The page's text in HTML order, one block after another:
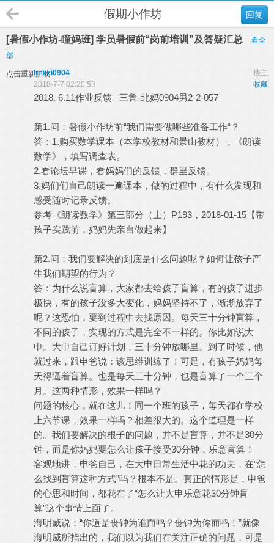
回复
假期小作坊
[暑假小作坊-瞳妈班] 学员暑假前“岗前培训”及答疑汇总
看全
部
点击重新加载 楼主
lu-bei0904
收藏
2018-7-7 02:20:53
2018. 6.11作业反馈 三鲁-北妈0904男2-2-057
第1.问：暑假小作坊前“我们需要做哪些准备工作“？
答：1.购买数学课本（本学校教材和景山教材），《朗读
数学》，填写调查表。
2.看论坛早课，看妈妈们的反馈，群里反馈。
3.妈们们自己朗读一遍课本，做的过程中，有什么发现和
感受随时记录反馈。
参考《朗读数学》第三部分（上）P193，2018-01-15【带
孩子实践前，妈妈先亲自做起来】
第2.问：我们要解决的到底是什么问题呢？如何让孩子产
生我们期望的行为？
答：为什么说盲算，大家都去给孩子盲算，有的孩子进步
极快，有的孩子没多大变化，妈妈坚持不了，渐渐放弃了
呢？这恐怕，要到过程中去找原因。每天三十分钟盲算，
不同的孩子，实现的方式是完全不一样的。你比如说大
申。大申自己订好计划，三十分钟放哪里。到了时候，他
就过来，跟申爸说：该思维训练了！可是，有孩子妈妈每
天得逼着盲算。也是每天三十分钟，也是盲算了一个三个
月。这两种情形，效果一样吗？
问题的核心，就在这儿！同一个班的孩子，每天都在学校
上六节课，效果一样吗？相差很大的。这个道理是一样
的。我们要解决的根子的问题，并不是盲算，并不是30分
钟，而是你妈妈要怎么让孩子接受30分钟，乐意盲算！
客观地讲，申爸自己，在大申日常生活中花的功夫，在“怎
么找到盲算这种方式”吗？根本不是。真正的情形是，申爸
的心思和时间，都花在了“怎么让大申乐意花30分钟盲
算”这个事情上面了。
海明威说：“你道是丧钟为谁而鸣？丧钟为你而鸣！”就像
海明威所指出的，我们以为我们在关注正确的问题，可是